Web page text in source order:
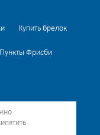
Купить брелок
Пункты Фрисби